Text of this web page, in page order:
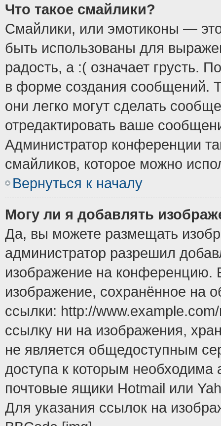
Что такое смайлики?
Смайлики, или эмотиконы —
быть использованы для
радость, а :( означает грусть.
в форме создания сообщений.
они легко могут сделать
отредактировать ваше
Администратор конференции
смайликов, которое можно
Вернуться к началу
Могу ли я добавлять
Да, вы можете размещать
администратор разрешил
изображение на конференцию.
изображение, сохранённое на
ссылки: http://
ссылку ни на изображения,
не является общедоступным
доступа к которым
почтовые ящики Hotmail или
Для указания ссылок на